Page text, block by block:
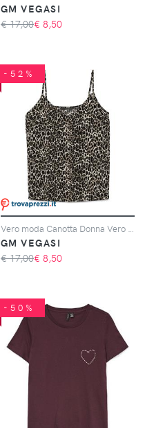
GM VEGASI
€ 17,00€ 8,50
-52%
GM VEGASI
€ 17,00€ 8,50
-50%